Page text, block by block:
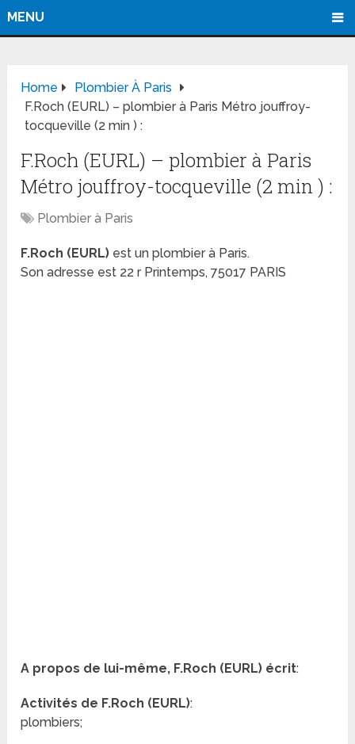
MENU
Home
Plombier À Paris
F.Roch (EURL) – plombier à Paris Métro jouffroy-
tocqueville (2 min ) :
F.Roch (EURL) – plombier à Paris
Métro jouffroy-tocqueville (2 min ) :
Plombier à Paris
F.Roch (EURL) est un plombier à Paris.
Son adresse est 22 r Printemps, 75017 PARIS
A propos de lui-même, F.Roch (EURL) écrit:
Activités de F.Roch (EURL):
plombiers;